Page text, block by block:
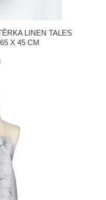
LINEN TALES
X 45 CM